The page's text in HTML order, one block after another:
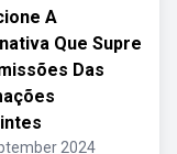
A
Que Supre
Das
2024